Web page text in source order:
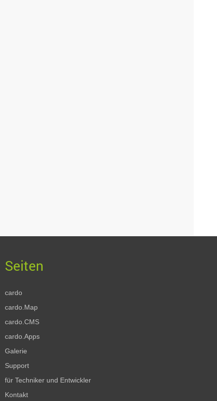
cardo
cardo.Map
cardo.CMS
cardo.Apps
Galerie
Support
für Techniker und Entwickler
Kontakt